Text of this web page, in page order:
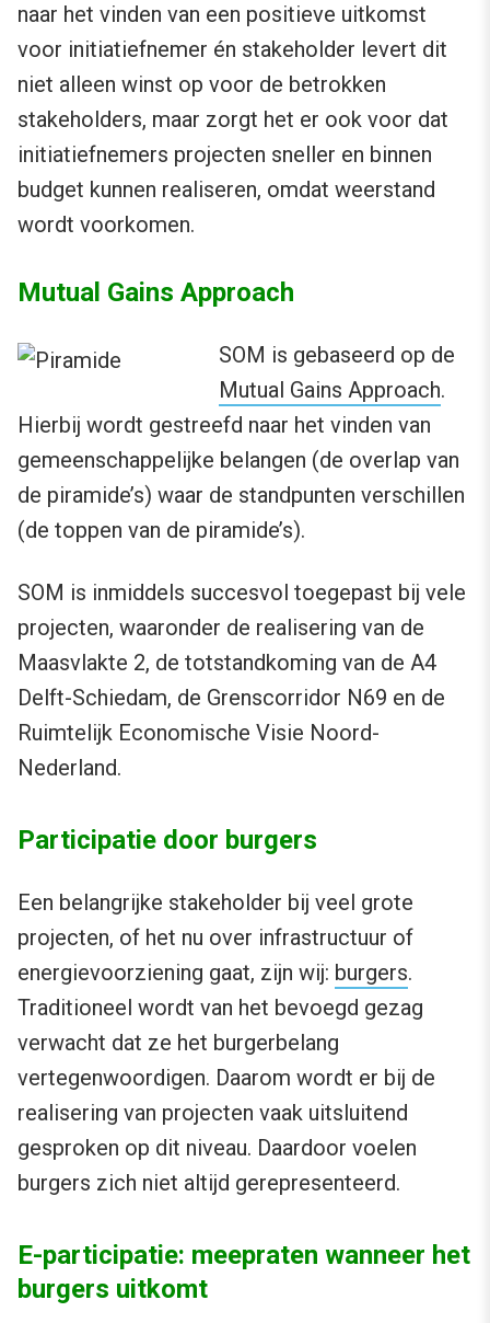
naar het vinden van een positieve uitkomst
voor initiatiefnemer én stakeholder levert dit
niet alleen winst op voor de betrokken
stakeholders, maar zorgt het er ook voor dat
initiatiefnemers projecten sneller en binnen
budget kunnen realiseren, omdat weerstand
wordt voorkomen.
Mutual Gains Approach
SOM is gebaseerd op de
Mutual Gains Approach.
Hierbij wordt gestreefd naar het vinden van
gemeenschappelijke belangen (de overlap van
de piramide’s) waar de standpunten verschillen
(de toppen van de piramide’s).
SOM is inmiddels succesvol toegepast bij vele
projecten, waaronder de realisering van de
Maasvlakte 2, de totstandkoming van de A4
Delft-Schiedam, de Grenscorridor N69 en de
Ruimtelijk Economische Visie Noord-
Nederland.
Participatie door burgers
Een belangrijke stakeholder bij veel grote
projecten, of het nu over infrastructuur of
energievoorziening gaat, zijn wij: burgers.
Traditioneel wordt van het bevoegd gezag
verwacht dat ze het burgerbelang
vertegenwoordigen. Daarom wordt er bij de
realisering van projecten vaak uitsluitend
gesproken op dit niveau. Daardoor voelen
burgers zich niet altijd gerepresenteerd.
E-participatie: meepraten wanneer het
burgers uitkomt